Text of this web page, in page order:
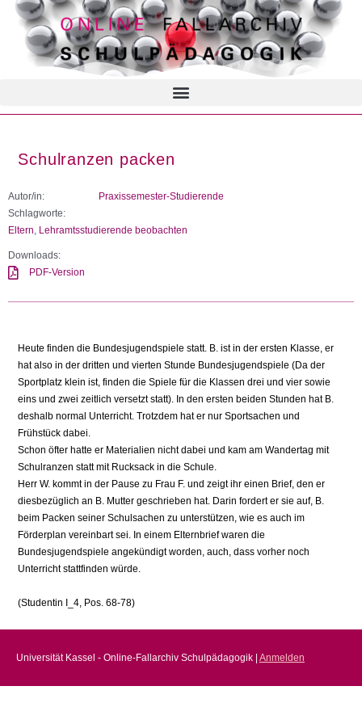
Schulranzen packen
Autor/in:
Praxissemester-Studierende
Schlagworte:
Eltern Lehramtsstudierende beobachten
Downloads:
PDF-Version
Heute finden die Bundesjugendspiele statt. B. ist in der ersten Klasse, er
hat also in der dritten und vierten Stunde Bundesjugendspiele (Da der
Sportplatz klein ist, finden die Spiele für die Klassen drei und vier sowie
eins und zwei zeitlich versetzt statt). In den ersten beiden Stunden hat B.
deshalb normal Unterricht. Trotzdem hat er nur Sportsachen und
Frühstück dabei.
Schon öfter hatte er Materialien nicht dabei und kam am Wandertag mit
Schulranzen statt mit Rucksack in die Schule.
Herr W. kommt in der Pause zu Frau F. und zeigt ihr einen Brief, den er
diesbezüglich an B. Mutter geschrieben hat. Darin fordert er sie auf, B.
beim Packen seiner Schulsachen zu unterstützen, wie es auch im
Förderplan vereinbart sei. In einem Elternbrief waren die
Bundesjugendspiele angekündigt worden, auch, dass vorher noch
Unterricht stattfinden würde.
(Studentin I_4, Pos. 68-78)
Universität Kassel - Online-Fallarchiv Schulpädagogik | Anmelden